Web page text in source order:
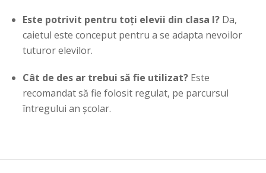
Este potrivit pentru toți elevii din clasa I? Da,
caietul este conceput pentru a se adapta nevoilor
tuturor elevilor.
Cât de des ar trebui să fie utilizat? Este
recomandat să fie folosit regulat, pe parcursul
întregului an școlar.